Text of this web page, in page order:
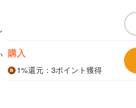
購入
1%還元 ：3ポイント獲得